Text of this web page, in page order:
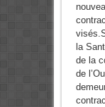
la
de la
de